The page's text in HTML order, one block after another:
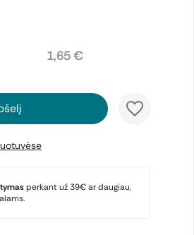
1,65 €
perkant už 39€ ar daugiau,